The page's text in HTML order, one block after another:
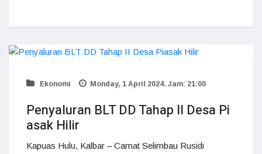
Ekonomi Monday, 1 April 2024. Jam: 21:00
Penyaluran BLT DD Tahap II Desa Pi
asak Hilir
Kapuas Hulu, Kalbar – Camat Selimbau Rusidi